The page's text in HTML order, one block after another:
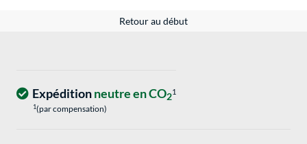
Retour au début
Expéditionneutre en CO21
1(par compensation)